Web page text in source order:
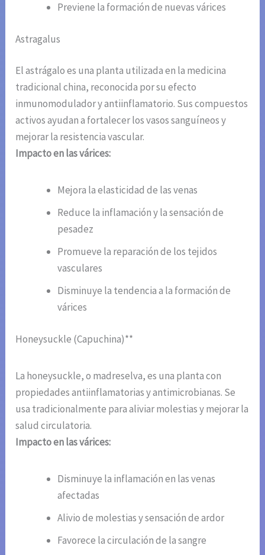
Previene la formación de nuevas várices
Astragalus
El astrágalo es una planta utilizada en la medicina
tradicional china, reconocida por su efecto
inmunomodulador y antiinflamatorio. Sus compuestos
activos ayudan a fortalecer los vasos sanguíneos y
mejorar la resistencia vascular.
Impacto en las várices:
Mejora la elasticidad de las venas
Reduce la inflamación y la sensación de
pesadez
Promueve la reparación de los tejidos
vasculares
Disminuye la tendencia a la formación de
várices
Honeysuckle (Capuchina)**
La honeysuckle, o madreselva, es una planta con
propiedades antiinflamatorias y antimicrobianas. Se
usa tradicionalmente para aliviar molestias y mejorar la
salud circulatoria.
Impacto en las várices:
Disminuye la inflamación en las venas
afectadas
Alivio de molestias y sensación de ardor
Favorece la circulación de la sangre